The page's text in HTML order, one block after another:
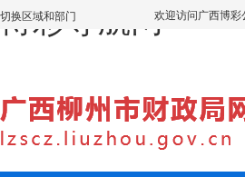
博彩导航网
切换区域和部门 欢迎访问广西博彩